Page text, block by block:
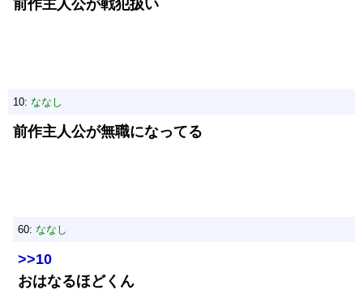
前作主人公が戦犯扱い
10: ななし
前作主人公が無職になってる
60: ななし
>>10
おはなるほどくん